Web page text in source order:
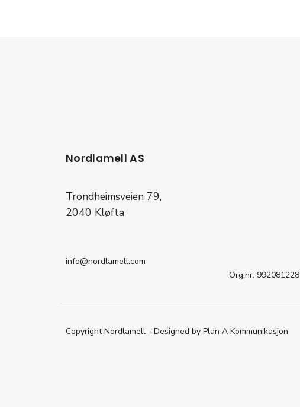
Nordlamell AS
Trondheimsveien 79,
2040 Kløfta
info@nordlamell.com
Org.nr. 992081228
Copyright Nordlamell - Designed by Plan A Kommunikasjon